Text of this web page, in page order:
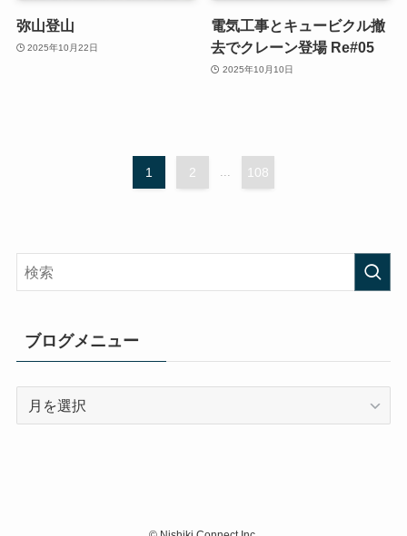
弥山登山
2025年10月22日
電気工事とキュービクル撤
去でクレーン登場 Re#05
2025年10月10日
1 2 ... 108
ブログメニュー